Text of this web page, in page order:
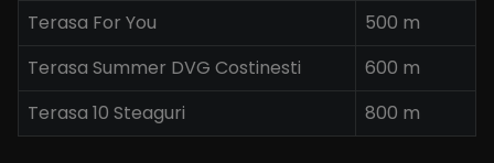
Terasa For You
500 m
Terasa Summer DVG Costinesti
600 m
Terasa 10 Steaguri
800 m